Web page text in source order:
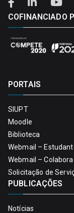
COFINANCIADO
PORTAIS
SIUPT
Moodle
Biblioteca
Webmail –
Webmail –
Solicitação de
PUBLICAÇÕES
Notícias